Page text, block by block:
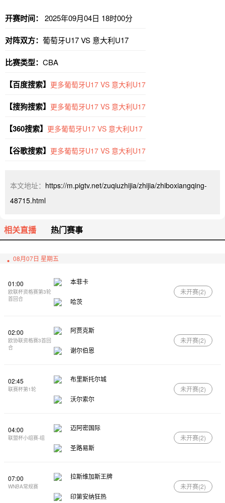
开赛时间： 2025年09月04日 18时00分
对阵双方： 葡萄牙U17 VS 意大利U17
比赛类型： CBA
【百度搜索】 更多葡萄牙U17 VS 意大利U17
【搜狗搜索】 更多葡萄牙U17 VS 意大利U17
【360搜索】 更多葡萄牙U17 VS 意大利U17
【谷歌搜索】 更多葡萄牙U17 VS 意大利U17
本文地址： https://m.pigtv.net/zuqiuzhijia/zhijia/zhiboxiangqing-
48715.html
相关直播 热门赛事
08月07日 星期五
01:00
欧联杯资格赛第3轮
首回合
本菲卡
哈茨
未开赛(2)
02:00
欧协联资格赛3首回
合
阿贾克斯
谢尔伯恩
未开赛(2)
02:45
联赛杯第1轮
布里斯托尔城
沃尔索尔
未开赛(2)
04:00
联盟杯小组赛-组
迈阿密国际
圣路易斯
未开赛(2)
07:00
WNBA常规赛
拉斯维加斯王牌
印第安纳狂热
未开赛(2)